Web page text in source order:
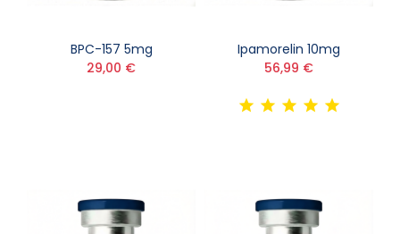
BPC-157 5mg
29,00 €
Ipamorelin 10mg
56,99 €